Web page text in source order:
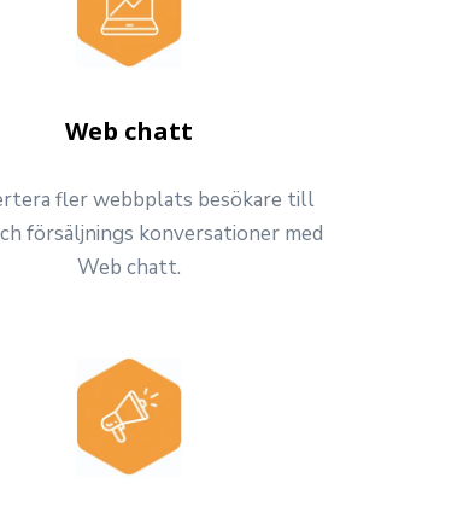
Web chatt
fler webbplats besökare till
försäljnings konversationer med
Web chatt.